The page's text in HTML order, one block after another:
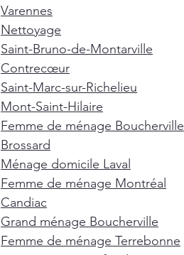
Varennes
Nettoyage
Saint-Bruno-de-Montarville
Contrecœur
Saint-Marc-sur-Richelieu
Mont-Saint-Hilaire
Femme de ménage Boucherville
Brossard
Ménage domicile Laval
Femme de ménage Montréal
Candiac
Grand ménage Boucherville
Femme de ménage Terrebonne